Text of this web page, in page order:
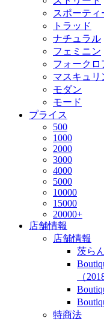
スポーティ
トラッド
ナチュラル
フェミニン
フォークロ
マスキュリ
モダン
モード
プライス
500
1000
2000
3000
4000
5000
10000
15000
20000+
店舗情報
店舗情報
茨ら
（
特商法